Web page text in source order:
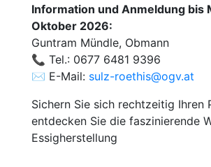
Information und Anmeldung bis
Oktober 2026:
Guntram Mündle, Obmann
📞 Tel.: 0677 6481 9396
✉️ E-Mail: sulz-roethis@ogv.at
Sichern Sie sich rechtzeitig Ihren
entdecken Sie die faszinierende
Essigherstellung